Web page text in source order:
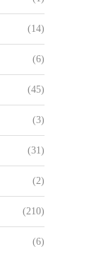
(14)
(6)
(45)
(3)
(31)
(2)
(210)
(6)